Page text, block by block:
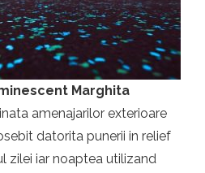
Marghita
amenajarilor exterioare
datorita punerii in relief
zilei iar noaptea utilizand